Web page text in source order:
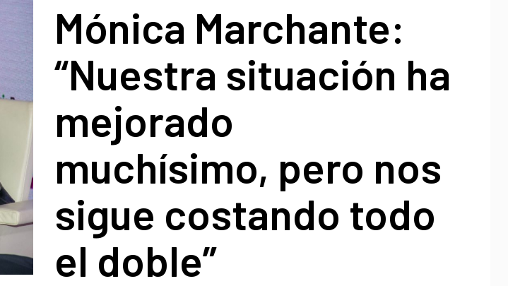
Mónica Marchante:
“Nuestra situación ha
mejorado
muchísimo, pero nos
sigue costando todo
el doble”